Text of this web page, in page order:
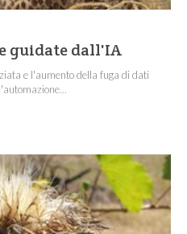
guidate dall'IA
e l'aumento della fuga di dati